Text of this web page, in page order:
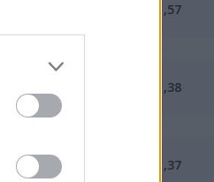
1,57
1,38
1,37